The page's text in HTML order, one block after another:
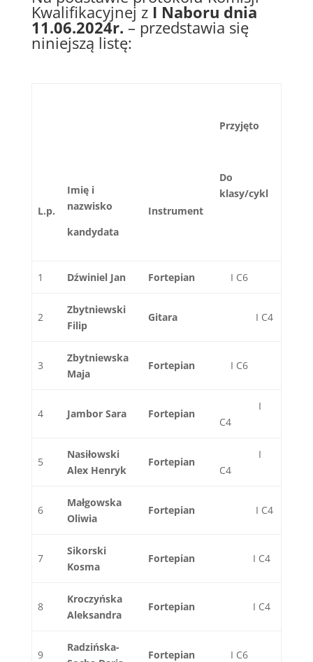
Kwalifikacyjnej z I Naboru dnia
11.06.2024r. – przedstawia się
niniejszą listę:
L.p.
Imię i
nazwisko
kandydata
Instrument
Przyjęto
Do
klasy/cykl
1 Dźwiniel Jan Fortepian I C6
2
Zbytniewski
Filip
Gitara I C4
3
Zbytniewska
Maja
Fortepian I C6
4 Jambor Sara Fortepian
I
C4
5
Nasiłowski
Alex Henryk
Fortepian
I
C4
6
Małgowska
Oliwia
Fortepian I C4
7
Sikorski
Kosma
Fortepian I C4
8
Kroczyńska
Aleksandra
Fortepian I C4
9
Radzińska-
Fortepian I C6